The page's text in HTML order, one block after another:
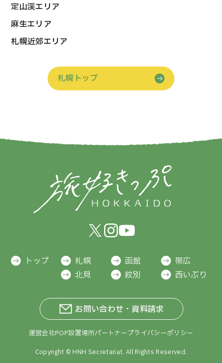
定山渓エリア
麻生エリア
札幌近郊エリア
札幌トップ
トップ 札幌 函館
帯広
北見
紋別 西いぶり
お問い合わせ・資料請求
運営会社POP設置場所パートナープライバシーポリシー
Copyright © HNH Secretariat. All Rights Reserved.